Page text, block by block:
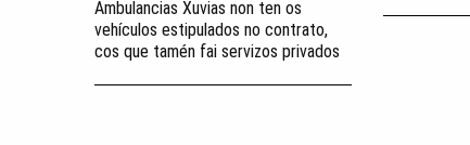
Ambulancias Xuvias non ten os
vehículos estipulados no contrato,
cos que tamén fai servizos privados